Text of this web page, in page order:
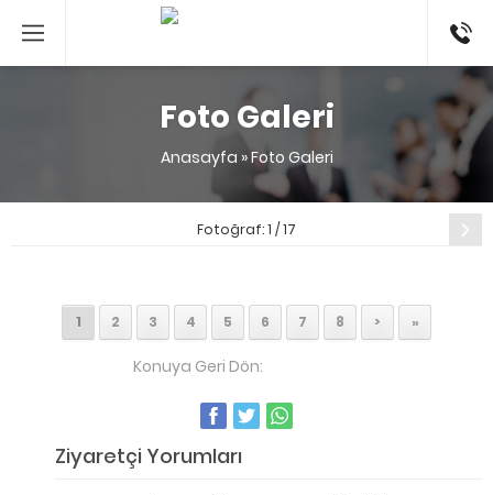
Foto Galeri
Anasayfa »Foto Galeri
Fotoğraf: 1 / 17
1 2 3 4 5 6 7 8 > »
Konuya Geri Dön:
Ziyaretçi Yorumları